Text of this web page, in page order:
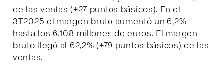
de las ventas (+27 puntos básicos). En el
3T2025 el margen bruto aumentó un 6,2%
hasta los 6.108 millones de euros. El margen
bruto llegó al 62,2% (+79 puntos básicos) de las
ventas.